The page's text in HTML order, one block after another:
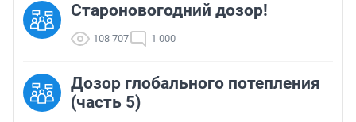
Староновогодний дозор!
108 707 1 000
Дозор глобального потепления
(часть 5)